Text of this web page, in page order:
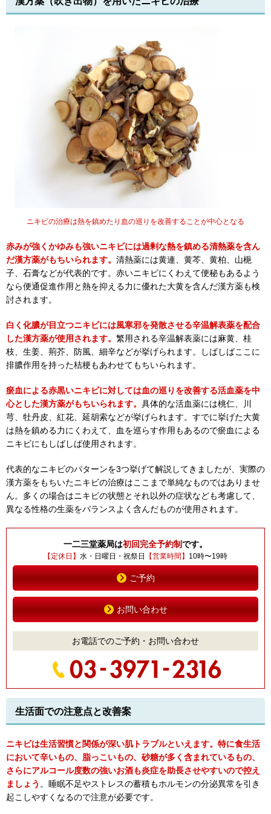
ニキビの治療は熱を鎮めたり血の巡りを改善することが中心となる
赤みが強くかゆみも強いニキビには過剰な熱を鎮める清熱薬を含ん
だ漢方薬がもちいられます。 清熱薬には黄連、黄芩、黄柏、山梔
子、石膏などが代表的です。赤いニキビにくわえて便秘もあるよう
なら便通促進作用と熱を抑える力に優れた大黄を含んだ漢方薬も検
討されます。
白く化膿が目立つニキビには風寒邪を発散させる辛温解表薬を配合
した漢方薬が使用されます。 繁用される辛温解表薬には麻黄、桂
枝、生姜、荊芥、防風、細辛などが挙げられます。しばしばここに
排膿作用を持った桔梗もあわせてもちいられます。
瘀血による赤黒いニキビに対しては血の巡りを改善する活血薬を中
心とした漢方薬がもちいられます。 具体的な活血薬には桃仁、川
芎、牡丹皮、紅花、延胡索などが挙げられます。すでに挙げた大黄
は熱を鎮める力にくわえて、血を巡らす作用もあるので瘀血による
ニキビにもしばしば使用されます。
代表的なニキビのパターンを3つ挙げて解説してきましたが、実際の
漢方薬をもちいたニキビの治療はここまで単純なものではありませ
ん。多くの場合はニキビの状態とそれ以外の症状なども考慮して、
異なる性格の生薬をバランスよく含んだものが使用されます。
一二三堂薬局は初回完全予約制です。
【定休日】 水・日曜日・祝祭日 【営業時間】 10時〜19時
ご予約
お問い合わせ
お電話でのご予約・お問い合わせ
生活面での注意点と改善案
ニキビは生活習慣と関係が深い肌トラブルといえます。特に食生活
において辛いもの、脂っこいもの、砂糖が多く含まれているもの、
さらにアルコール度数の強いお酒も炎症を助長させやすいので控え
ましょう 。睡眠不足やストレスの蓄積もホルモンの分泌異常を引き
起こしやすくなるので注意が必要です。